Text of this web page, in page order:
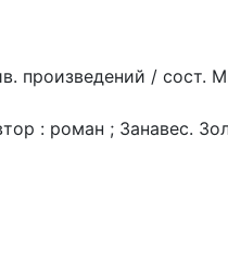
произведений / сост.
роман ; Занавес.